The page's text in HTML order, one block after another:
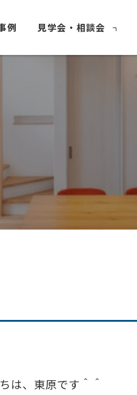
例 見学会・相談会
は、東原です＾＾